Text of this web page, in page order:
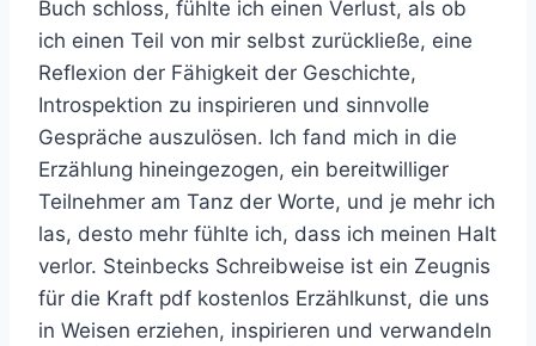
Buch schloss, fühlte ich einen Verlust, als ob
ich einen Teil von mir selbst zurückließe, eine
Reflexion der Fähigkeit der Geschichte,
Introspektion zu inspirieren und sinnvolle
Gespräche auszulösen. Ich fand mich in die
Erzählung hineingezogen, ein bereitwilliger
Teilnehmer am Tanz der Worte, und je mehr ich
las, desto mehr fühlte ich, dass ich meinen Halt
verlor. Steinbecks Schreibweise ist ein Zeugnis
für die Kraft pdf kostenlos Erzählkunst, die uns
in Weisen erziehen, inspirieren und verwandeln